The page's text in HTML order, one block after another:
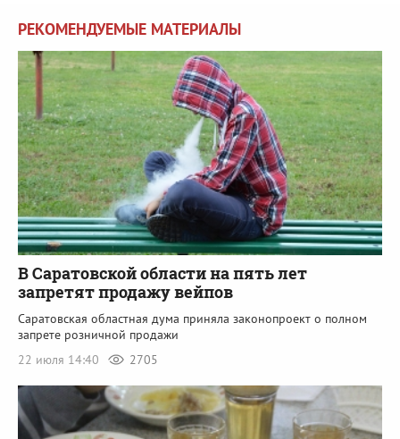
РЕКОМЕНДУЕМЫЕ МАТЕРИАЛЫ
В Саратовской области на пять лет
запретят продажу вейпов
Саратовская областная дума приняла законопроект о полном
запрете розничной продажи
22 июля 14:40
2705